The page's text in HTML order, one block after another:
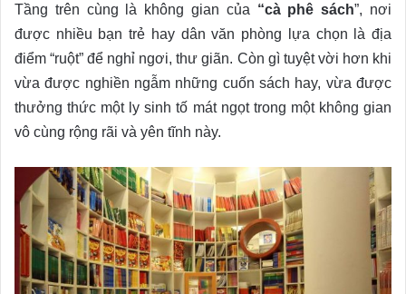
Tầng trên cùng là không gian của “cà phê sách”, nơi
được nhiều bạn trẻ hay dân văn phòng lựa chọn là địa
điểm “ruột” để nghỉ ngơi, thư giãn. Còn gì tuyệt vời hơn khi
vừa được nghiền ngẫm những cuốn sách hay, vừa được
thưởng thức một ly sinh tố mát ngọt trong một không gian
vô cùng rộng rãi và yên tĩnh này.